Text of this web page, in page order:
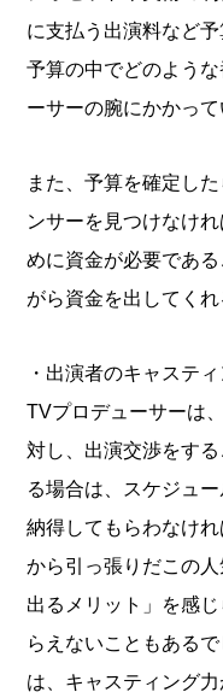
に支払う出演料など
予算の中でどのよう
ーサーの腕にかかって
また、予算を確定し
ンサーを見つけなけ
めに資金が必要であ
がら資金を出してくれ
・出演者のキャステ
TVプロデューサーは
対し、出演交渉をす
る場合は、スケジュ
納得してもらわなけ
から引っ張りだこの
出るメリット」を感
らえないこともある
は、キャスティング力